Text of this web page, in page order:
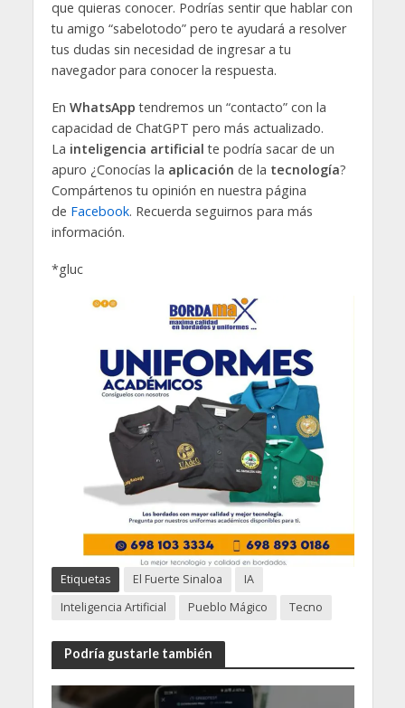
que quieras conocer. Podrías sentir que hablar con
tu amigo “sabelotodo” pero te ayudará a resolver
tus dudas sin necesidad de ingresar a tu
navegador para conocer la respuesta.
En WhatsApp tendremos un “contacto” con la
capacidad de ChatGPT pero más actualizado.
La inteligencia artificial te podría sacar de un
apuro ¿Conocías la aplicación de la tecnología?
Compártenos tu opinión en nuestra página
de Facebook. Recuerda seguirnos para más
información.
*gluc
Etiquetas El Fuerte Sinaloa
IA
Inteligencia Artificial
Pueblo Mágico Tecno
Podría gustarle también